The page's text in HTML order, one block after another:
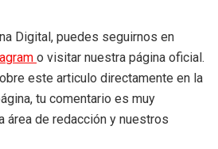
Digital, puedes seguirnos en
o visitar nuestra página oficial.
este articulo directamente en la
tu comentario es muy
área de redacción y nuestros